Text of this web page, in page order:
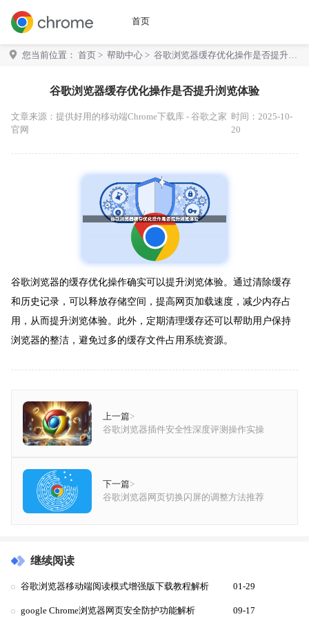
首页
您当前位置： 首页 > 帮助中心 > 谷歌浏览器缓存优化操作是否提升浏
谷歌浏览器缓存优化操作是否提升浏览体验
文章来源： 提供好用的移动端Chrome下载库 - 谷歌之家
官网
时间：2025-10-
20
谷歌浏览器的缓存优化操作确实可以提升浏览体验。通过清除缓存
和历史记录，可以释放存储空间，提高网页加载速度，减少内存占
用，从而提升浏览体验。此外，定期清理缓存还可以帮助用户保持
浏览器的整洁，避免过多的缓存文件占用系统资源。
上一篇>
谷歌浏览器插件安全性深度评测操作实操
下一篇>
谷歌浏览器网页切换闪屏的调整方法推荐
继续阅读
谷歌浏览器移动端阅读模式增强版下载教程解析 01-29
google Chrome浏览器网页安全防护功能解析 09-17